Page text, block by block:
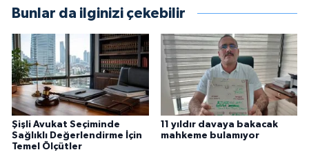
Bunlar da ilginizi çekebilir
Şişli Avukat Seçiminde
Sağlıklı Değerlendirme İçin
Temel Ölçütler
11 yıldır davaya bakacak
mahkeme bulamıyor